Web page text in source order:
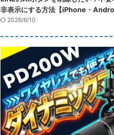
非表示にする方法【iPhone・
2026/6/10